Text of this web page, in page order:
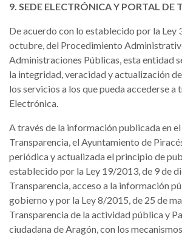
9. SEDE ELECTRÓNICA Y PORTAL DE
De acuerdo con lo establecido por la Ley
octubre, del Procedimiento
Administraciones Públicas, esta entidad
la integridad, veracidad y actualización
los servicios a los que pueda accederse a
Electrónica.
A través de la información publicada en
Transparencia, el Ayuntamiento de
periódica y actualizada el principio de
establecido por la Ley 19/2013, de 9 de
Transparencia, acceso a la información
gobierno y por la Ley 8/2015, de 25 de
Transparencia de la actividad pública y
ciudadana de Aragón, con los